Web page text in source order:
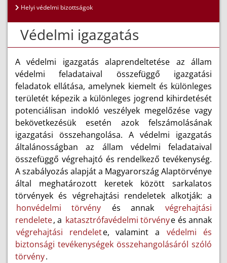
Helyi védelmi bizottságok
Védelmi igazgatás
A védelmi igazgatás alaprendeltetése az állam
védelmi feladataival összefüggő igazgatási
feladatok ellátása, amelynek kiemelt és különleges
területét képezik a különleges jogrend kihirdetését
potenciálisan indokló veszélyek megelőzése vagy
bekövetkezésük esetén azok felszámolásának
igazgatási összehangolása. A védelmi igazgatás
általánosságban az állam védelmi feladataival
összefüggő végrehajtó és rendelkező tevékenység.
A szabályozás alapját a Magyarország Alaptörvénye
által meghatározott keretek között sarkalatos
törvények és végrehajtási rendeletek alkotják: a
honvédelmi törvény és annak végrehajtási
rendelete, a katasztrófavédelmi törvénye és annak
végrehajtási rendelete, valamint a védelmi és
biztonsági tevékenységek összehangolásáról szóló
törvény.